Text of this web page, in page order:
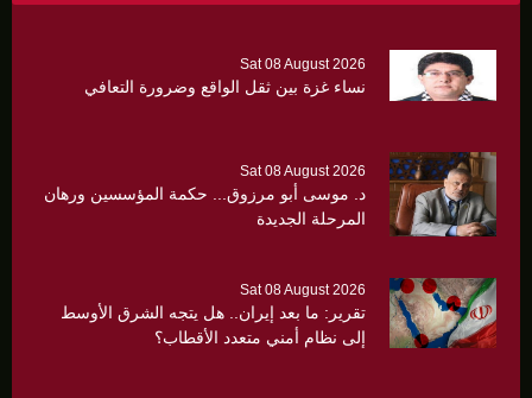
Sat 08 August 2026
نساء غزة بين ثقل الواقع وضرورة التعافي
Sat 08 August 2026
د. موسى أبو مرزوق... حكمة المؤسسين ورهان
المرحلة الجديدة
Sat 08 August 2026
تقرير: ما بعد إيران.. هل يتجه الشرق الأوسط
إلى نظام أمني متعدد الأقطاب؟